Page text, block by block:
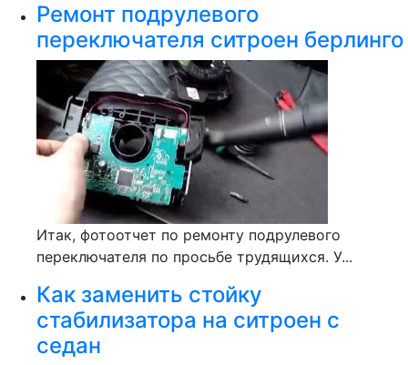
Ремонт подрулевого
переключателя ситроен берлинго
Итак, фотоотчет по ремонту подрулевого
переключателя по просьбе трудящихся. У...
Как заменить стойку
стабилизатора на ситроен с
седан